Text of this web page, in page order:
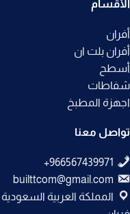
الأقسام
أفران
أفران بلت ان
أسطح
شفاطات
اجهزة المطبخ
تواصل معنا
builttcom@gmail.com
المملكة العربية